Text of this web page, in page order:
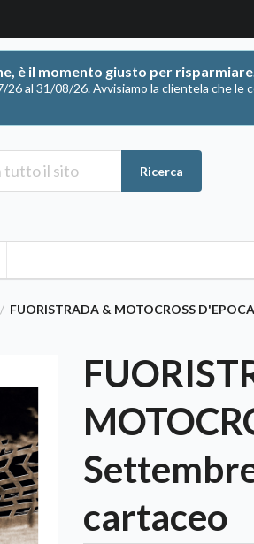
è il momento giusto per
al 31/08/26. Avvisiamo la clientela che
Ricerca
/ FUORISTRADA & MOTOCROSS
cartaceo